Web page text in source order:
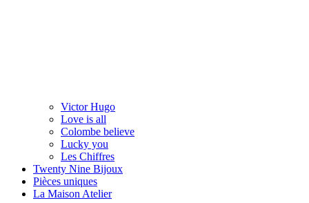
Victor Hugo
Love is all
Colombe believe
Lucky you
Les Chiffres
Twenty Nine Bijoux
Pièces uniques
La Maison Atelier